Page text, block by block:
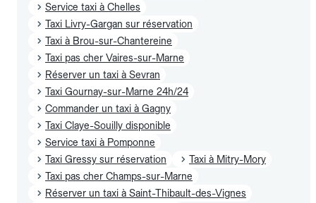
Service taxi à Chelles
Taxi Livry-Gargan sur réservation
Taxi à Brou-sur-Chantereine
Taxi pas cher Vaires-sur-Marne
Réserver un taxi à Sevran
Taxi Gournay-sur-Marne 24h/24
Commander un taxi à Gagny
Taxi Claye-Souilly disponible
Service taxi à Pomponne
Taxi Gressy sur réservation
Taxi à Mitry-Mory
Taxi pas cher Champs-sur-Marne
Réserver un taxi à Saint-Thibault-des-Vignes